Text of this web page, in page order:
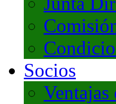
Socios
Ventajas